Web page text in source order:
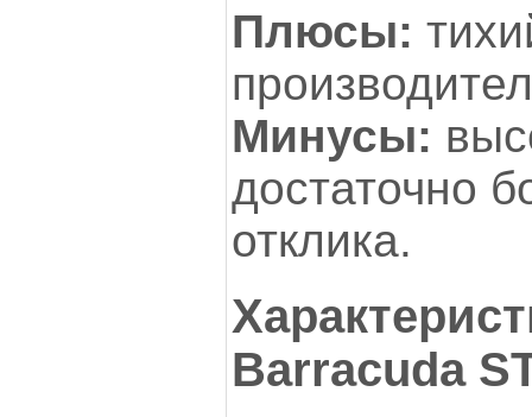
Плюсы:
Минусы:
достаточно
отклика.
Barracuda